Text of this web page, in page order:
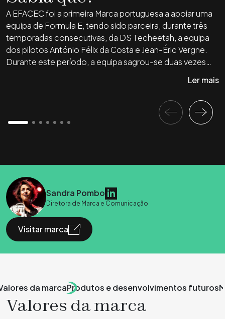
A EFACEC foi a primeira Marca portuguesa a apoiar uma
equipa de Formula E, tendo sido parceira, durante três
temporadas consecutivas, da DS Techeetah, a equipa
dos pilotos António Félix da Costa e Jean-Éric Vergne.
Durante este período, a equipa sagrou-se duas vezes
Ler mais
Sandra Pombo
Diretora de Marca e Comunicação
Visitar marca
da marcaProdutos e desenvolvimentos futuros
Valores da marca